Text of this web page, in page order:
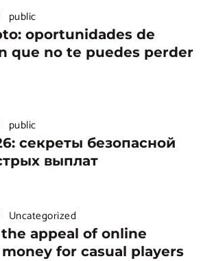
public
oportunidades de
que no te puedes perder
public
секреты безопасной
выплат
Uncategorized
appeal of online
for casual players